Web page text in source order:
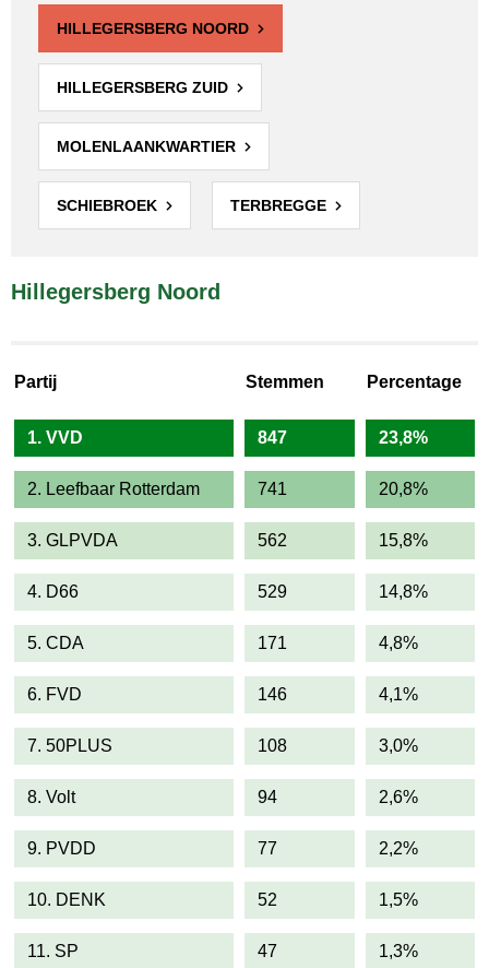
HILLEGERSBERG NOORD
HILLEGERSBERG ZUID
MOLENLAANKWARTIER
SCHIEBROEK TERBREGGE
Hillegersberg Noord
Partij Stemmen Percentage
1. VVD 847 23,8%
2. Leefbaar Rotterdam 741 20,8%
3. GLPVDA 562 15,8%
4. D66 529 14,8%
5. CDA 171 4,8%
6. FVD 146 4,1%
7. 50PLUS 108 3,0%
8. Volt 94 2,6%
9. PVDD 77 2,2%
10. DENK 52 1,5%
11. SP 47 1,3%